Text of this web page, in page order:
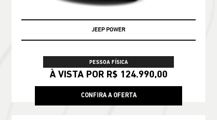
JEEP POWER
PESSOA FÍSICA
À VISTA POR R$ 124.990,00
CONFIRA A OFERTA